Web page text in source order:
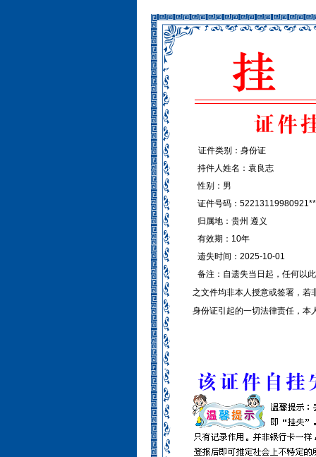
证件类别：身份证
持件人姓名：袁良志
性别：男
证件号码：
归属地：贵州 遵义
有效期：10年
遗失时间：2025-10-01
备注：自遗失当日起，任何以
之文件均非本人授意或签署，若
身份证引起的一切法律责任，本